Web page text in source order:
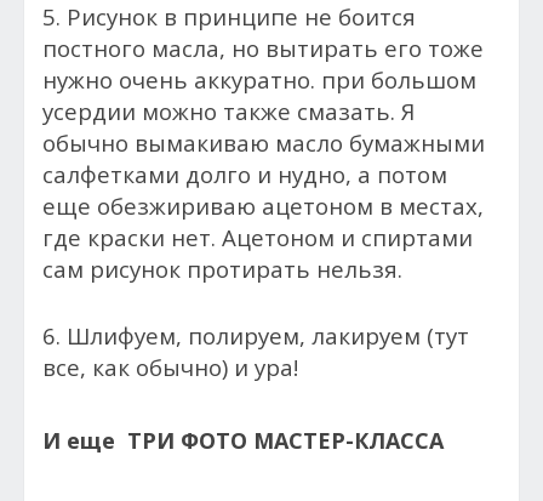
5. Рисунок в принципе не боится
постного масла, но вытирать его тоже
нужно очень аккуратно. при большом
усердии можно также смазать. Я
обычно вымакиваю масло бумажными
салфетками долго и нудно, а потом
еще обезжириваю ацетоном в местах,
где краски нет. Ацетоном и спиртами
сам рисунок протирать нельзя.
6. Шлифуем, полируем, лакируем (тут
все, как обычно) и ура!
И еще ТРИ ФОТО МАСТЕР-КЛАССА